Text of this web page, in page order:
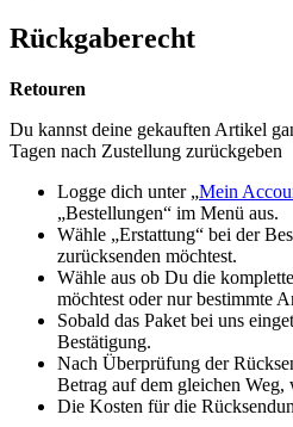
Rückgaberecht
Retouren
Du kannst deine gekauften Artikel
Tagen nach Zustellung zurückgeben
Logge dich unter „Mein
„Bestellungen“ im Menü aus.
Wähle „Erstattung“ bei der
zurücksenden möchtest.
Wähle aus ob Du die
möchtest oder nur bestimmte
Sobald das Paket bei uns
Bestätigung.
Nach Überprüfung der
Betrag auf dem gleichen Weg,
Die Kosten für die